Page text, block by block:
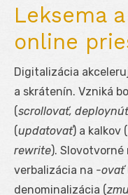
Leksema
online
Digitalizácia
a skrátenín. Vzniká
(scrollovať,
(updatovať) a kalkov (
rewrite). Slovotvorné
verbalizácia na -ovať
denominalizácia (